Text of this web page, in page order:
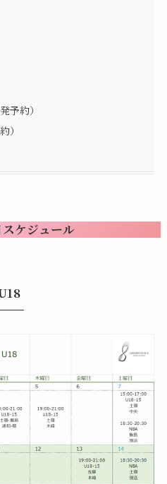
予約）
）
ケジュール